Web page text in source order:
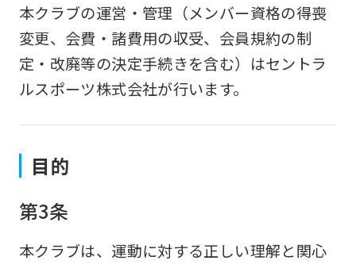
本クラブの運営・管理（メンバー資格の得喪
変更、会費・諸費用の収受、会員規約の制
定・改廃等の決定手続きを含む）はセントラ
ルスポーツ株式会社が行います。
目的
第3条
本クラブは、運動に対する正しい理解と関心